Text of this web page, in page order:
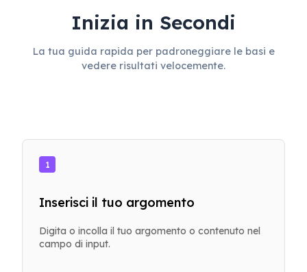
Inizia in Secondi
La tua guida rapida per padroneggiare le basi e
vedere risultati velocemente.
1
Inserisci il tuo argomento
Digita o incolla il tuo argomento o contenuto nel
campo di input.